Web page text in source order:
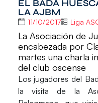
EL BADA
LA AJBM
11/10/2017 Liga
La Asociación de
encabezada por
martes una charla
del club oscense
Los jugadores del
la visita de la